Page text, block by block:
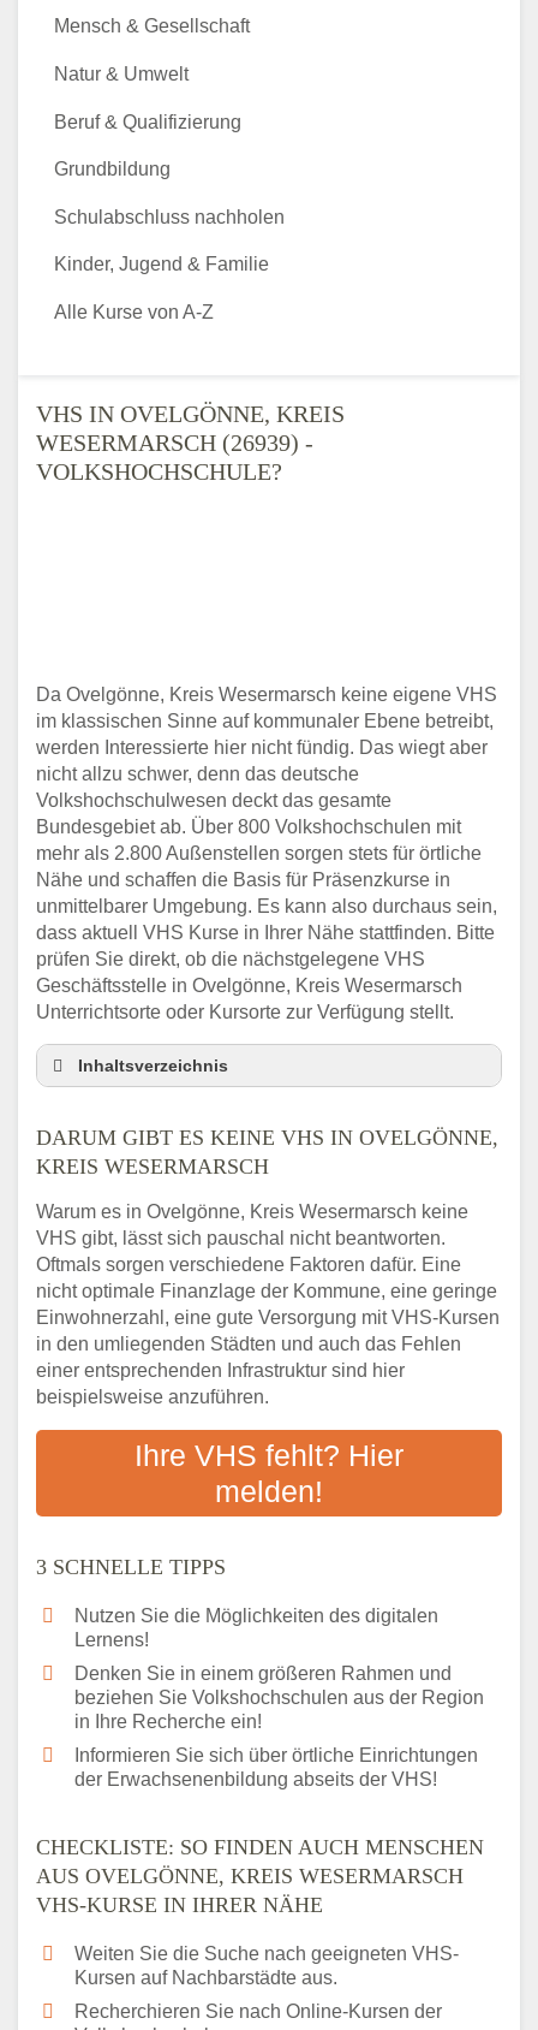
VHS IN OVELGÖNNE, KREIS
WESERMARSCH (26939) -
VOLKSHOCHSCHULE?
Da Ovelgönne, Kreis Wesermarsch keine eigene VHS
im klassischen Sinne auf kommunaler Ebene betreibt,
werden Interessierte hier nicht fündig. Das wiegt aber
nicht allzu schwer, denn das deutsche
Volkshochschulwesen deckt das gesamte
Bundesgebiet ab. Über 800 Volkshochschulen mit
mehr als 2.800 Außenstellen sorgen stets für örtliche
Nähe und schaffen die Basis für Präsenzkurse in
unmittelbarer Umgebung. Es kann also durchaus sein,
dass aktuell VHS Kurse in Ihrer Nähe stattfinden. Bitte
prüfen Sie direkt, ob die nächstgelegene VHS
Geschäftsstelle in Ovelgönne, Kreis Wesermarsch
Unterrichtsorte oder Kursorte zur Verfügung stellt.
Inhaltsverzeichnis
Kreis Wesermarsch
3 schnelle Tipps
Ovelgönne, Kreis Wesermarsch VHS-Kurse
in Ihrer Nähe
Abendschule in der Region rund um
Ovelgönne, Kreis Wesermarsch
VHS steht für Erwachsenenbildung
Online-Kurse: Alternative Angebote zum
VHS-Kurs
Checkliste: Darauf kommt es bei
Bildungsangeboten an
Das bundesweite Volkshochschulwesen
DARUM GIBT ES KEINE VHS IN OVELGÖNNE,
KREIS WESERMARSCH
Warum es in Ovelgönne, Kreis Wesermarsch keine
VHS gibt, lässt sich pauschal nicht beantworten.
Oftmals sorgen verschiedene Faktoren dafür. Eine
nicht optimale Finanzlage der Kommune, eine geringe
Einwohnerzahl, eine gute Versorgung mit VHS-Kursen
in den umliegenden Städten und auch das Fehlen
einer entsprechenden Infrastruktur sind hier
beispielsweise anzuführen.
Ihre VHS fehlt? Hier
melden!
3 SCHNELLE TIPPS
Nutzen Sie die Möglichkeiten des digitalen
Lernens!
Denken Sie in einem größeren Rahmen und
beziehen Sie Volkshochschulen aus der Region
in Ihre Recherche ein!
Informieren Sie sich über örtliche Einrichtungen
der Erwachsenenbildung abseits der VHS!
CHECKLISTE: SO FINDEN AUCH MENSCHEN
AUS OVELGÖNNE, KREIS WESERMARSCH
VHS-KURSE IN IHRER NÄHE
Weiten Sie die Suche nach geeigneten VHS-
Kursen auf Nachbarstädte aus.
Recherchieren Sie nach Online-Kursen der
Mensch & Gesellschaft
Natur & Umwelt
Beruf & Qualifizierung
Grundbildung
Schulabschluss nachholen
Kinder, Jugend & Familie
Alle Kurse von A-Z